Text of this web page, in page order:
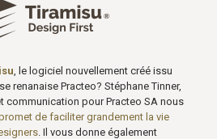
, le logiciel nouvellement créé issu
renanaise Practeo? Stéphane Tinner,
communication pour Practeo SA nous
de faciliter grandement la vie
. Il vous donne également